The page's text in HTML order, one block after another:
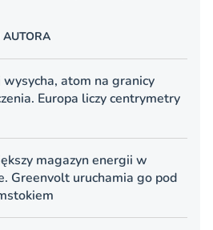
AUTORA
wysycha, atom na granicy
Europa liczy centrymetry
magazyn energii w
Greenvolt uruchamia go pod